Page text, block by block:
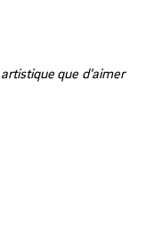
que d’aimer